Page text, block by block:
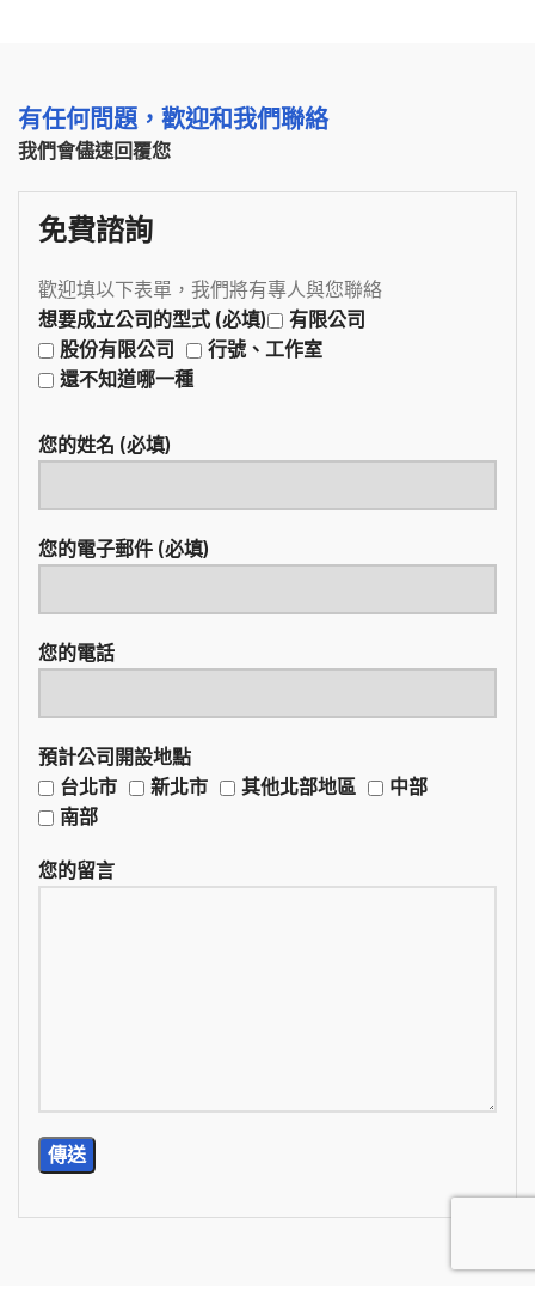
有任何問題，歡迎和我們聯絡
我們會儘速回覆您
免費諮詢
歡迎填以下表單，我們將有專人與您聯絡
想要成立公司的型式 (必填)
有限公司
股份有限公司
行號、工作室
還不知道哪一種
您的姓名 (必填)
您的電子郵件 (必填)
您的電話
預計公司開設地點
台北市
新北市 其他北部地區
中部
南部
您的留言